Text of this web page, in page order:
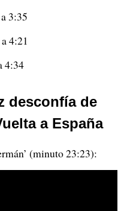
3:35
4:21
4:34
desconfía de
a España
(minuto 23:23):